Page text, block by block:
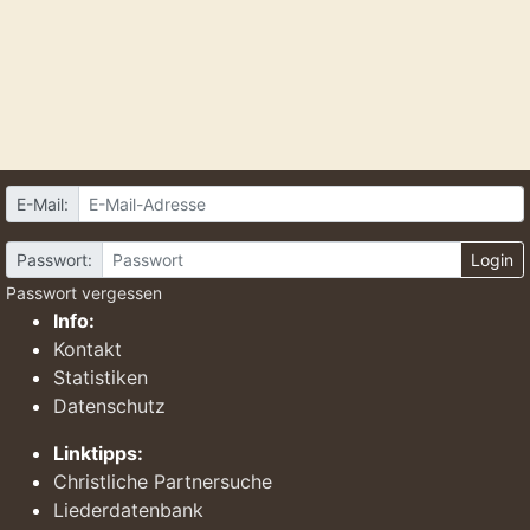
E-Mail:
Passwort:
Login
Passwort vergessen
Info:
Kontakt
Statistiken
Datenschutz
Linktipps:
Christliche Partnersuche
Liederdatenbank